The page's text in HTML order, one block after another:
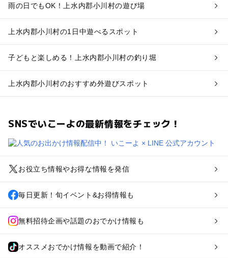
雨の日でもOK！上水内郡小川村の遊び場
上水内郡小川村の1日中遊べるスポット
子どもと楽しめる！上水内郡小川村の釣り堀
上水内郡小川村のおすすめ外遊びスポット
SNSでいこーよの最新情報をチェック！
お役立ち情報やお得な情報を発信
毎日更新！旬イベント&お得情報も
無料招待企画や話題のおでかけ情報も
オススメおでかけ情報を動画で紹介！